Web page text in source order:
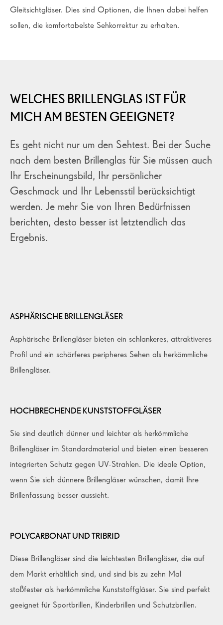
Gleitsichtgläser. Dies sind Optionen, die Ihnen dabei helfen
sollen, die komfortabelste Sehkorrektur zu erhalten.
WELCHES BRILLENGLAS IST FÜR
MICH AM BESTEN GEEIGNET?
Es geht nicht nur um den Sehtest. Bei der Suche
nach dem besten Brillenglas für Sie müssen auch
Ihr Erscheinungsbild, Ihr persönlicher
Geschmack und Ihr Lebensstil berücksichtigt
werden. Je mehr Sie von Ihren Bedürfnissen
berichten, desto besser ist letztendlich das
Ergebnis.
ASPHÄRISCHE BRILLENGLÄSER
Asphärische Brillengläser bieten ein schlankeres, attraktiveres
Profil und ein schärferes peripheres Sehen als herkömmliche
Brillengläser.
HOCHBRECHENDE KUNSTSTOFFGLÄSER
Sie sind deutlich dünner und leichter als herkömmliche
Brillengläser im Standardmaterial und bieten einen besseren
integrierten Schutz gegen UV-Strahlen. Die ideale Option,
wenn Sie sich dünnere Brillengläser wünschen, damit Ihre
Brillenfassung besser aussieht.
POLYCARBONAT UND TRIBRID
Diese Brillengläser sind die leichtesten Brillengläser, die auf
dem Markt erhältlich sind, und sind bis zu zehn Mal
stoßfester als herkömmliche Kunststoffgläser. Sie sind perfekt
geeignet für Sportbrillen, Kinderbrillen und Schutzbrillen.